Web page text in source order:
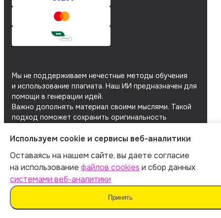
Мы не поддерживаем нечестные методы обучения
и использование плагиата. Наш ИИ предназначен для
помощи в генерации идей.
Важно дополнять материал своими мыслями. Такой
подход поможет сохранить оригинальность
Мы используемфайлы cookieисервисы веб-
аналитикидля персонализации сервисов
и повышения удобства пользования сайтом.
Если вы не согласны на их использование, поменяйте
настройки браузера.
Используем cookie и сервисы веб-аналитики
Оставаясь на нашем сайте, вы даете согласие
на использование файлов cookies и сбор данных
системами веб-аналитики
Принять